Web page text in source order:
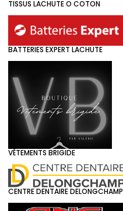
TISSUS LACHUTE O COTON
BATTERIES EXPERT LACHUTE
VÊTEMENTS BRIGIDE
CENTRE DENTAIRE DELONGCHAMP